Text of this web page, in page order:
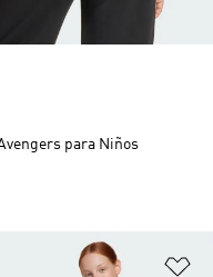
a la lista de deseos
para Niños